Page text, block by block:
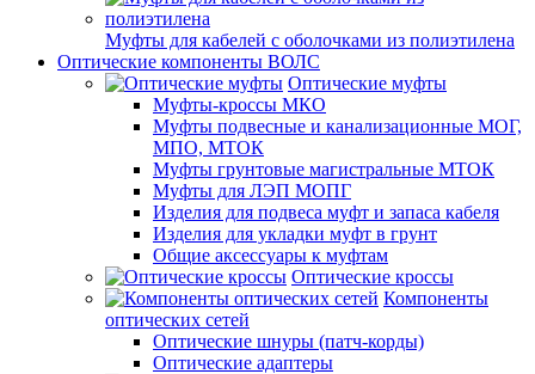
Муфты для кабелей с оболочками из полиэтилена
Оптические компоненты ВОЛС
Оптические муфты
Муфты-кроссы МКО
Муфты подвесные и канализационные МОГ,
МПО, МТОК
Муфты грунтовые магистральные МТОК
Муфты для ЛЭП МОПГ
Изделия для подвеса муфт и запаса кабеля
Изделия для укладки муфт в грунт
Общие аксессуары к муфтам
Оптические кроссы
Компоненты
оптических сетей
Оптические шнуры (патч-корды)
Оптические адаптеры